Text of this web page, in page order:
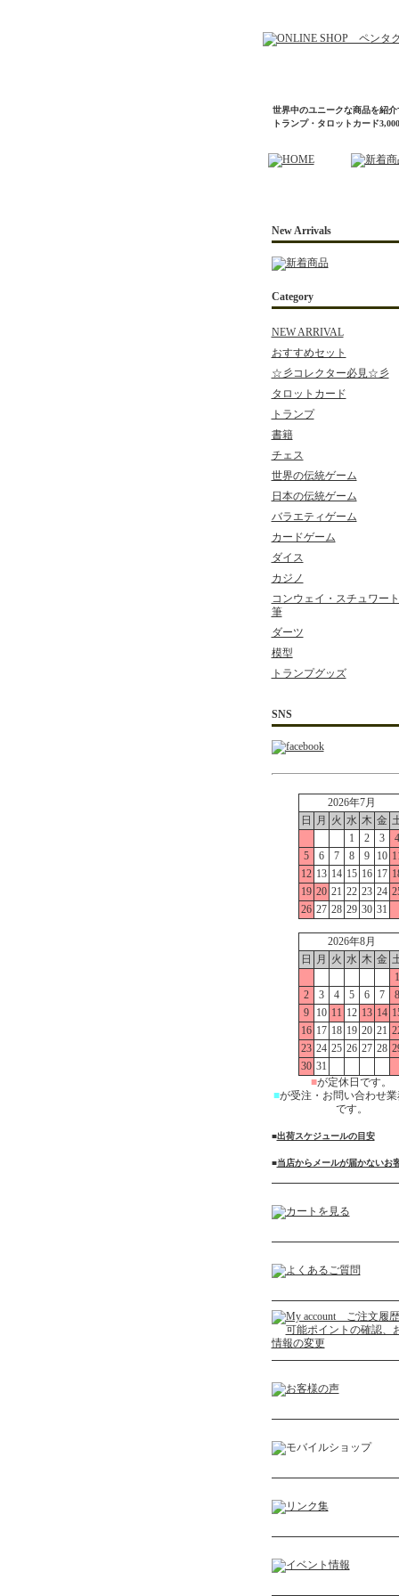
世界中のユニークな商品を紹
トランプ・タロットカード
New Arrivals
Category
NEW ARRIVAL
おすすめセット
☆彡コレクター必見☆彡
タロットカード
トランプ
書籍
チェス
世界の伝統ゲーム
日本の伝統ゲーム
バラエティゲーム
カードゲーム
ダイス
カジノ
コンウェイ・スチュワー
筆
ダーツ
模型
トランプグッズ
SNS
2026年7月
日
月 火 水 木 金
1
2 3
4
5
6 7 8 9 10
12 13 14 15 16 17
19 20 21 22 23 24
26 27 28 29 30 31
2026年8月
日
月 火 水 木 金
1
2
3 4 5 6 7
8
9
10 11 12 13 14
16 17 18 19 20 21
23 24 25 26 27 28
30 31
■が定休日です。
■が受注・お問い合わせ
です。
■出荷スケジュールの目安
■当店からメールが届かないお